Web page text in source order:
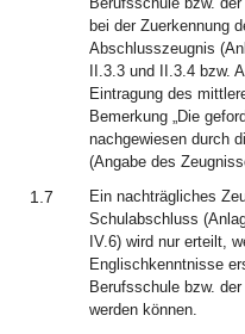
bei der Zuerkennung
Abschlusszeugnis
II.3.3 und II.3.4 bzw.
Eintragung des
Bemerkung „Die
nachgewiesen durch
(Angabe des
1.7
Ein nachträgliches
Schulabschluss
IV.6) wird nur erteilt,
Englischkenntnisse
Berufsschule bzw.
werden können.